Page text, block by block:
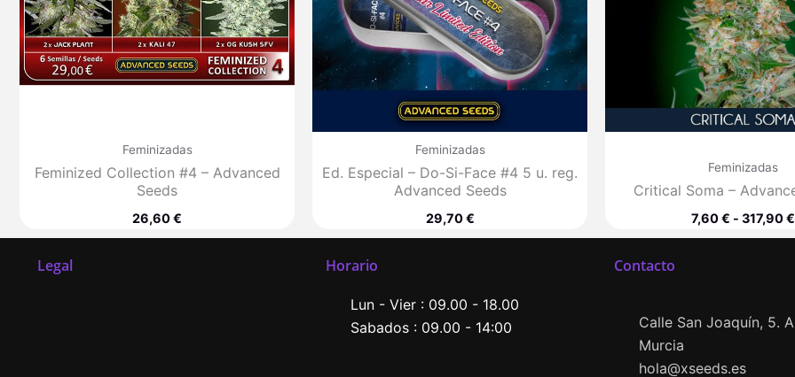
Feminizadas
Feminized Collection #4 – Advanced
Seeds
26,60€
Feminizadas
Ed. Especial – Do-Si-Face #4 5 u. reg.
Advanced Seeds
29,70€
Feminizadas
Critical Soma –
7,60€ - 317,90€
Legal Horario
Lun - Vier : 09.00 - 18.00
Sabados : 09.00 - 14:00
Contacto
Calle San Joaquín, 5.
Murcia
hola@xseeds.es